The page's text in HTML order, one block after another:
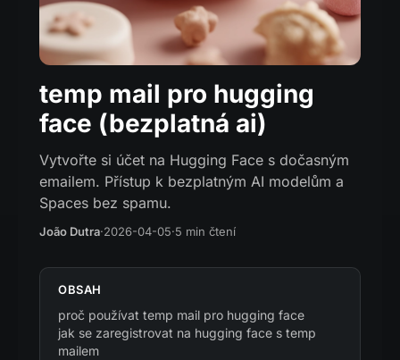
temp mail pro hugging
face (bezplatná ai)
Vytvořte si účet na Hugging Face s dočasným
emailem. Přístup k bezplatným AI modelům a
Spaces bez spamu.
João Dutra·2026-04-05·5 min čtení
OBSAH
proč používat temp mail pro hugging face
jak se zaregistrovat na hugging face s temp
mailem